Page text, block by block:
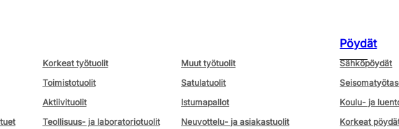
Korkeat työtuolit
Muut työtuolit
Toimistotuolit
Satulatuolit
Aktiivituolit
Istumapallot
Teollisuus- ja laboratoriotuolit
Neuvottelu- ja asiakastuolit
Pöydät
Sähköpöydät
Koulu- ja
Korkeat